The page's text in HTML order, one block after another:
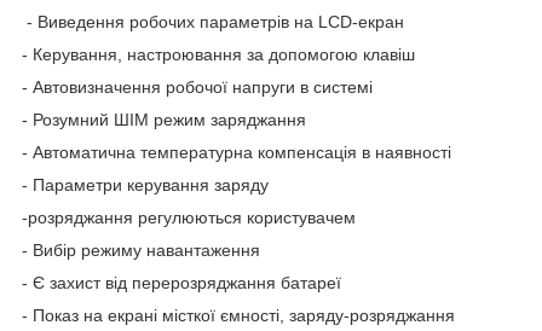
- Виведення робочих параметрів на LCD-екран
- Керування, настроювання за допомогою клавіш
- Автовизначення робочої напруги в системі
- Розумний ШІМ режим заряджання
- Автоматична температурна компенсація в наявності
- Параметри керування заряду
-розряджання регулюються користувачем
- Вибір режиму навантаження
- Є захист від перерозряджання батареї
- Показ на екрані місткої ємності, заряду-розряджання